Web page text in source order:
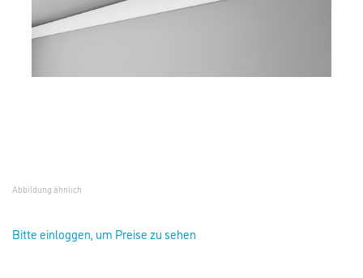
Abbildung ähnlich
Bitte einloggen, um Preise zu sehen